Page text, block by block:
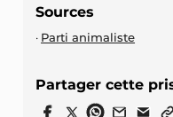
Sources
Parti animaliste
Partager cette